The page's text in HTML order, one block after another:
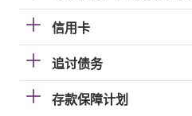
信用卡
追讨债务
存款保障计划